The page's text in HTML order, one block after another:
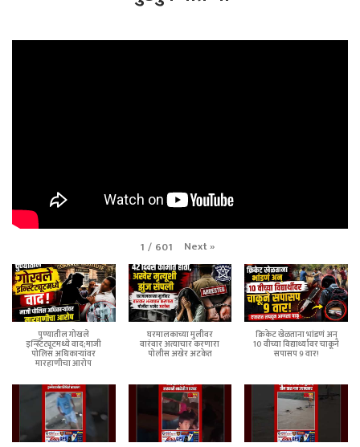
1 / 601 Next»
पुण्यातील गोखले
इन्स्टिट्यूटमध्ये वाद;माजी
पोलिस अधिकाऱ्यांवर
मारहाणीचा आरोप
घरमालकाच्या मुलीवर
वारंवार अत्याचार करणारा
पोलीस अखेर अटकेत
क्रिकेट खेळताना भांडणं अन्
10 वीच्या विद्यार्थ्यावर चाकूने
सपासप 9 वार!